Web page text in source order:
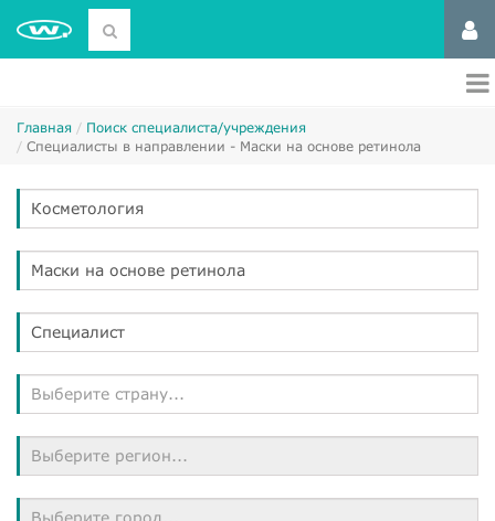
Главная
Поиск специалиста/учреждения
Специалисты в направлении - Маски на основе ретинола
Косметология
Маски на основе ретинола
Специалист
Выберите страну...
Выберите регион...
Выберите город...